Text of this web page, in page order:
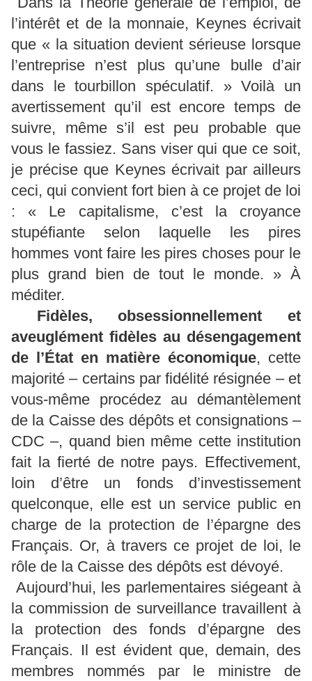
l’intérêt et de la monnaie, Keynes écrivait
que « la situation devient sérieuse lorsque
l’entreprise n’est plus qu’une bulle d’air
dans le tourbillon spéculatif. » Voilà un
avertissement qu’il est encore temps de
suivre, même s’il est peu probable que
vous le fassiez. Sans viser qui que ce soit,
je précise que Keynes écrivait par ailleurs
ceci, qui convient fort bien à ce projet de loi
: « Le capitalisme, c’est la croyance
stupéfiante selon laquelle les pires
hommes vont faire les pires choses pour le
plus grand bien de tout le monde. » À
méditer.
Fidèles, obsessionnellement et
aveuglément fidèles au désengagement
de l’État en matière économique, cette
majorité – certains par fidélité résignée – et
vous-même procédez au démantèlement
de la Caisse des dépôts et consignations –
CDC –, quand bien même cette institution
fait la fierté de notre pays. Effectivement,
loin d’être un fonds d’investissement
quelconque, elle est un service public en
charge de la protection de l’épargne des
Français. Or, à travers ce projet de loi, le
rôle de la Caisse des dépôts est dévoyé.
Aujourd’hui, les parlementaires siégeant à
la commission de surveillance travaillent à
la protection des fonds d’épargne des
Français. Il est évident que, demain, des
membres nommés par le ministre de